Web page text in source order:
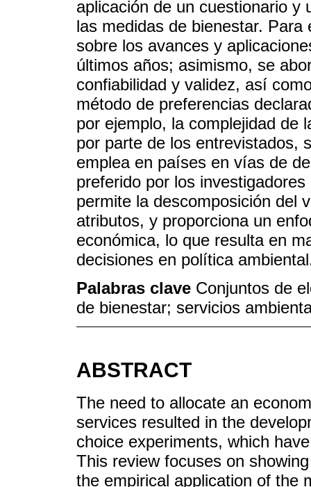
aplicación de un cuestionario y
las medidas de bienestar.
sobre los avances y
últimos años; asimismo, se
confiabilidad y validez, así
método de preferencias
por ejemplo, la complejidad de
por parte de los entrevistados,
emplea en países en vías de
preferido por los
permite la descomposición del
atributos, y proporciona un
económica, lo que resulta en
decisiones en política
Palabras clave Conjuntos de
de bienestar; servicios
ABSTRACT
The need to allocate an
services resulted in the
choice experiments, which
This review focuses on
the empirical application of the